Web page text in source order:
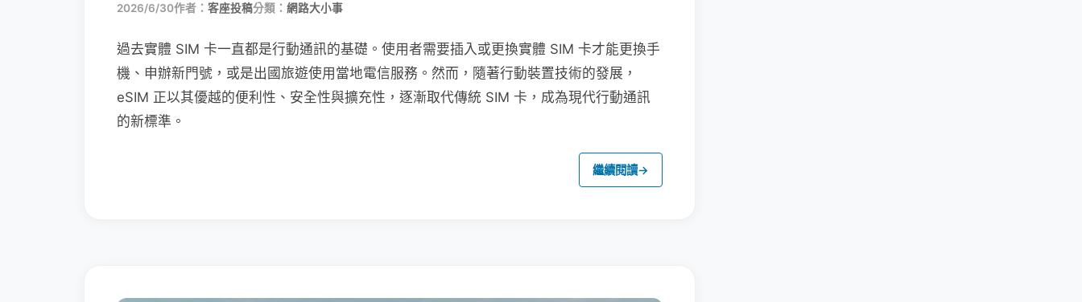
2026/6/30作者： 客座投稿分類： 網路大小事
過去實體 SIM 卡一直都是行動通訊的基礎。使用者需要插入或更換實體 SIM 卡才能更換手
機、申辦新門號，或是出國旅遊使用當地電信服務。然而，隨著行動裝置技術的發展，
eSIM 正以其優越的便利性、安全性與擴充性，逐漸取代傳統 SIM 卡，成為現代行動通訊
的新標準。
繼續閱讀→